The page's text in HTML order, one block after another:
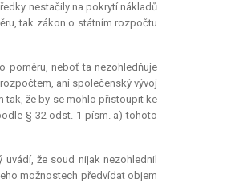
nestačily na pokrytí nákladů
tak zákon o státním rozpočtu
poměru, neboť ta nezohledňuje
ani společenský vývoj
tak, že by se mohlo přistoupit ke
§ 32 odst. 1 písm. a) tohoto
že soud nijak nezohlednil
možnostech předvídat objem